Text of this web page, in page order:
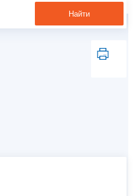
Найти